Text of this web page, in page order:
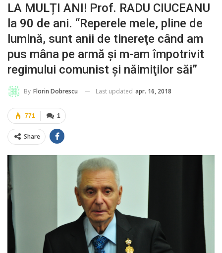
LA MULȚI ANI! Prof. RADU CIUCEANU
la 90 de ani. “Reperele mele, pline de
lumină, sunt anii de tinereţe când am
pus mâna pe armă şi m-am împotrivit
regimului comunist şi năimiţilor săi”
By Florin Dobrescu Last updated apr. 16, 2018
1
771
Share